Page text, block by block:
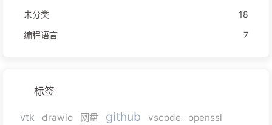
未分类
18
编程语言
7
标签
vtk drawio 网盘 github vscode openssl